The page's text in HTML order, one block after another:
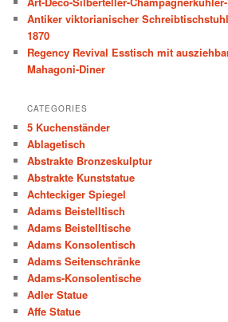
h
Antiker viktorianischer
1870
Regency Revival Esstisch mit
Mahagoni-Diner
CATEGORIES
5 Kuchenständer
Ablagetisch
Abstrakte Bronzeskulptur
Abstrakte Kunststatue
Achteckiger Spiegel
Adams Beistelltisch
Adams Beistelltische
Adams Konsolentisch
Adams Seitenschränke
Adams-Konsolentische
Adler Statue
Affe Statue